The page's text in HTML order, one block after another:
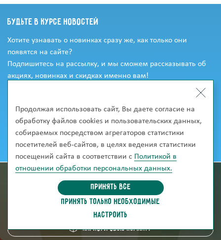
Продолжая использовать сайт, Вы даете согласие на
обработку файлов cookies и пользовательских данных,
собираемых посредством агрегаторов статистики
посетителей веб-сайтов, в целях ведения статистики
посещений сайта в соответствии с Политикой в
отношении обработки персональных данных.
Принять все
ПРИНЯТЬ ТОЛЬКО НЕОБХОДИМЫЕ
НАСТРОИТЬ
Будьте в курсе новостей
Хотите узнавать о новинках сразу же, как только они
появятся на сайте?
Подпишитесь на рассылку, и мы сможем рассказывать об
акциях, новинках и скидках именно вам!
информация для покупателей
скачать каталог
Нарисуй свою комнату